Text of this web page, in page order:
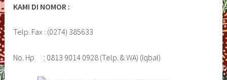
KAMI DI NOMOR :
Telp. Fax : (0274) 385633
No. Hp : 0813 9014 0928 (Telp. & WA) (Iqbal)